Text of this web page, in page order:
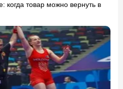
когда товар можно вернуть в